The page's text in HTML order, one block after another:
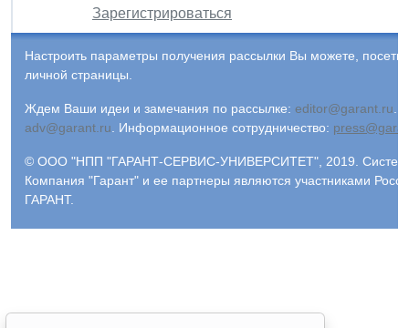
Зарегистрироваться
Настроить параметры получения рассылки Вы можете,
личной страницы.
Ждем Ваши идеи и замечания по рассылке: editor@garant.ru
adv@garant.ru
Информационное сотрудничество:
© ООО "НПП "ГАРАНТ-СЕРВИС-УНИВЕРСИТЕТ", 2019. Система
Компания "Гарант" и ее партнеры являются участниками
ГАРАНТ.